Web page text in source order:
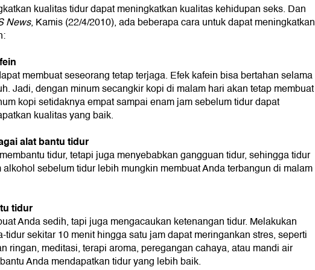
kualitas tidur dapat meningkatkan kualitas kehidupan seks. Dan
News, Kamis (22/4/2010), ada beberapa cara untuk dapat meningkatkan
membuat seseorang tetap terjaga. Efek kafein bisa bertahan selama
Jadi, dengan minum secangkir kopi di malam hari akan tetap membuat
kopi setidaknya empat sampai enam jam sebelum tidur dapat
kualitas yang baik.
alat bantu tidur
tidur, tetapi juga menyebabkan gangguan tidur, sehingga tidur
sebelum tidur lebih mungkin membuat Anda terbangun di malam
tidur
Anda sedih, tapi juga mengacaukan ketenangan tidur. Melakukan
tidur sekitar 10 menit hingga satu jam dapat meringankan stres, seperti
ringan, meditasi, terapi aroma, peregangan cahaya, atau mandi air
Anda mendapatkan tidur yang lebih baik.